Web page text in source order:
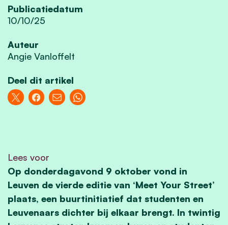
Publicatiedatum
10/10/25
Auteur
Angie Vanloffelt
Deel dit artikel
Lees voor
Op donderdagavond 9 oktober vond in
Leuven de vierde editie van ‘Meet Your Street’
plaats, een buurtinitiatief dat studenten en
Leuvenaars dichter bij elkaar brengt. In twintig